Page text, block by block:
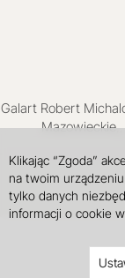
Galart Robert
Mazowieckie,
Klikając “Zgoda”
na twoim
tylko danych
informacji o cookie w